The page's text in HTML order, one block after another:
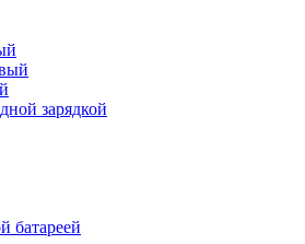
зарядкой
батареей